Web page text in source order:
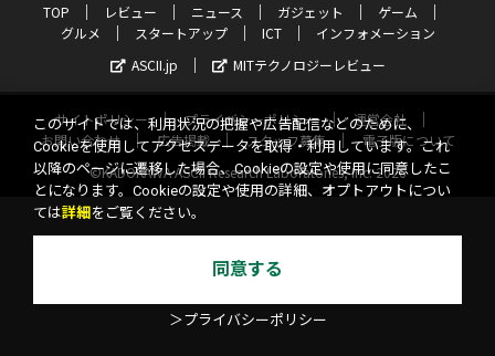
TOP レビュー ニュース ガジェット
ゲーム
グルメ
スタートアップ ICT
インフォメーション
ASCII.jp
MITテクノロジーレビュー
サイトポリシー プライバシーポリシー
運営会社
お問い合わせ
広告掲載 スタッフ募集
電子版について
©KADOKAWA ASCII Research Laboratories, Inc. 2026
このサイトでは、利用状況の把握や広告配信などのために、
Cookieを使用してアクセスデータを取得・利用しています。これ
以降のページに遷移した場合、Cookieの設定や使用に同意したこ
とになります。Cookieの設定や使用の詳細、オプトアウトについ
ては詳細 をご覧ください。
同意する
＞プライバシーポリシー